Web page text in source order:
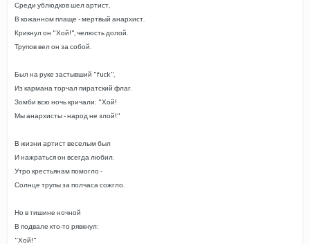
Среди ублюдков шел артист,
В кожанном плаще - мертвый анархист.
Крикнул он "Хой!", челюсть долой.
Трупов вел он за собой.
Был на руке застывший "fuck",
Из кармана торчал пиратский флаг.
Зомби всю ночь кричали: "Хой!
Мы анархисты - народ не злой!"
В жизни артист веселым был
И нажраться он всегда любил.
Утро крестьянам помогло -
Солнце трупы за полчаса сожгло.
Но в тишине ночной
В подвале кто-то рявкнул:
"Хой!"